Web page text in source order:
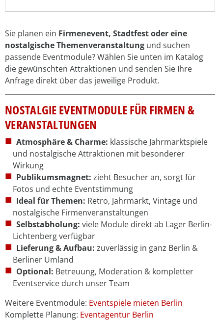
Sie planen ein Firmenevent, Stadtfest oder eine
nostalgische Themenveranstaltung und suchen
passende Eventmodule? Wählen Sie unten im Katalog
die gewünschten Attraktionen und senden Sie Ihre
Anfrage direkt über das jeweilige Produkt.
NOSTALGIE EVENTMODULE FÜR FIRMEN &
VERANSTALTUNGEN
Atmosphäre & Charme: klassische Jahrmarktspiele
und nostalgische Attraktionen mit besonderer
Wirkung
Publikumsmagnet: zieht Besucher an, sorgt für
Fotos und echte Eventstimmung
Ideal für Themen: Retro, Jahrmarkt, Vintage und
nostalgische Firmenveranstaltungen
Selbstabholung: viele Module direkt ab Lager Berlin-
Lichtenberg verfügbar
Lieferung & Aufbau: zuverlässig in ganz Berlin &
Berliner Umland
Optional: Betreuung, Moderation & kompletter
Eventservice durch unser Team
Weitere Eventmodule: Eventspiele mieten Berlin
Komplette Planung: Eventagentur Berlin